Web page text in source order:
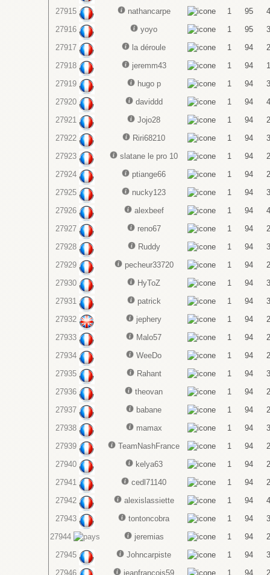
27915
nathancarpe 1 95
4
27916
yoyo 1 95
3
27917
la déroule 1 94
2
27918
jeremm43 1 94
1
27919
hugo p 1 94
3
27920
daviddd 1 94
4
27921
Jojo28 1 94
2
27922
Riri68210 1 94
3
27923
slatane le pro 10 1 94
2
27924
ptiange66 1 94
2
27925
nucky123 1 94
3
27926
alexbeef 1 94
4
27927
reno67 1 94
2
27928
Ruddy 1 94
3
27929
pecheur33720 1 94
2
27930
HyToZ 1 94
3
27931
patrick 1 94
3
27932
jephery 1 94
2
27933
Malo57 1 94
2
27934
WeeDo 1 94
2
27935
Rahant 1 94
3
27936
theovan 1 94
2
27937
babane 1 94
2
27938
mamax 1 94
3
27939
TeamNashFrance 1 94
2
27940
kelya63 1 94
2
27941
cedl71140 1 94
2
27942
alexislassiette 1 94
4
27943
tontoncobra 1 94
3
27944
jeremias 1 94
2
27945
Johncarpiste 1 94
3
27946
jeanfrancois59 1 94
2